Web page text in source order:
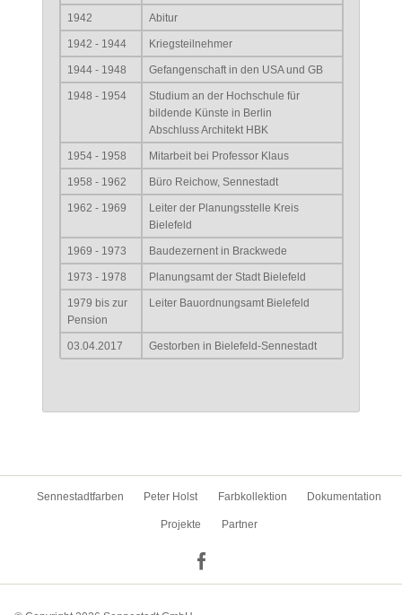
1942
Abitur
1942 - 1944
Kriegsteilnehmer
1944 - 1948
Gefangenschaft in den USA und GB
1948 - 1954
Studium an der Hochschule für
bildende Künste in Berlin
Abschluss Architekt HBK
1954 - 1958
Mitarbeit bei Professor Klaus
1958 - 1962
Büro Reichow, Sennestadt
1962 - 1969
Leiter der Planungsstelle Kreis
Bielefeld
1969 - 1973
Baudezernent in Brackwede
1973 - 1978
Planungsamt der Stadt Bielefeld
1979 bis zur
Pension
Leiter Bauordnungsamt Bielefeld
03.04.2017 Gestorben in Bielefeld-Sennestadt
Navigation
Sennestadtfarben Peter Holst Farbkollektion Dokumentation
Projekte Partner